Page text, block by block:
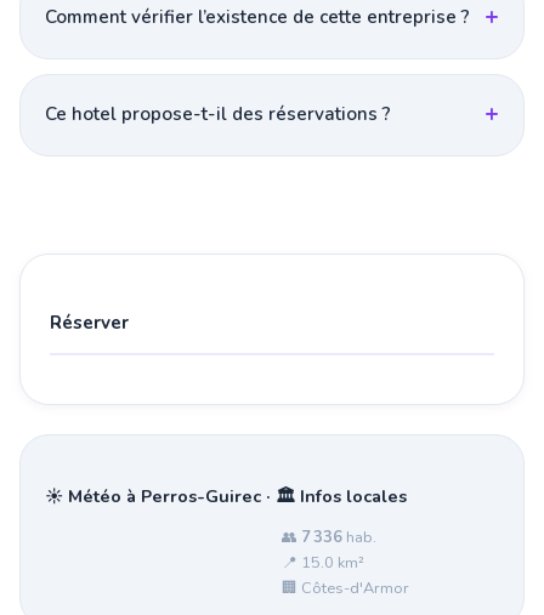
Comment vérifier l’existence de cette entreprise ?
Ce hotel propose-t-il des réservations ?
Réserver
☀️ Météo à Perros-Guirec · 🏛️ Infos locales
👥 7 336 hab.
📍 15.0 km²
🏢 Côtes-d'Armor